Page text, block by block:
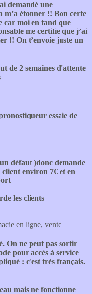
demandé une
m’a étonner !! Bon certe
car moi en tand que
me certifie que j’ai
!! On t’envoie juste un
de 2 semaines d'attente
essaie de
défaut )donc demande
environ 7€ et en
les clients
en ligne, vente
On ne peut pas sortir
pour accès à service
: c'est très français.
mais ne fonctionne